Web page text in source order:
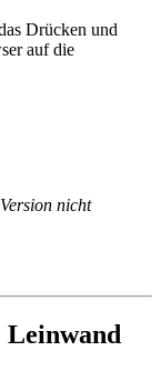
Drücken und
auf die
nicht
Leinwand